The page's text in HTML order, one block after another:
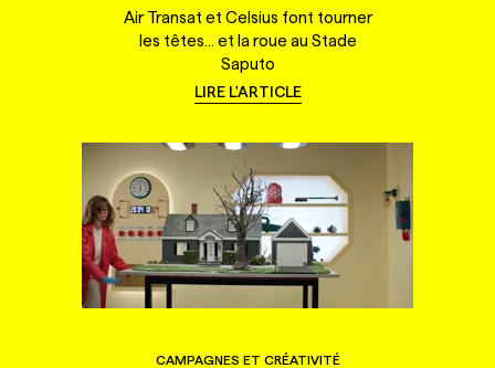
Air Transat et Celsius font tourner
les têtes... et la roue au Stade
Saputo
LIRE L'ARTICLE
CAMPAGNES ET CRÉATIVITÉ